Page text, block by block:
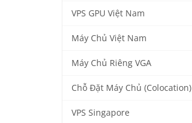
VPS GPU Việt Nam
Máy Chủ Việt Nam
Máy Chủ Riêng VGA
Chỗ Đặt Máy Chủ (Colocation)
VPS Singapore